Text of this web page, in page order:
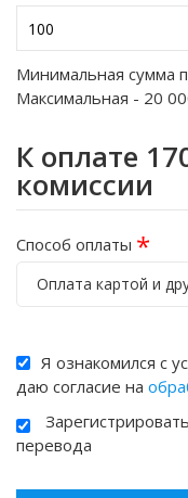
Минимальная сумма
Максимальная - 20
К оплате
комиссии
Способ оплаты *
Оплата картой и
Я ознакомился с
даю согласие на
перевода